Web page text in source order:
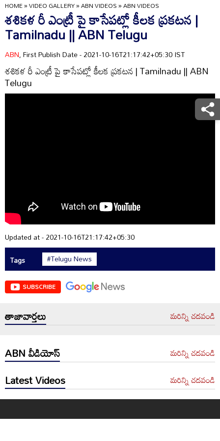
HOME»VIDEO GALLERY»ABN VIDEOS»ABN VIDEOS
శశికళ రీ ఎంట్రీ పై కాసేపట్లో కీలక ప్రకటన |
Tamilnadu || ABN Telugu
ABN, First Publish Date - 2021-10-16T21:17:42+05:30 IST
శశికళ రీ ఎంట్రీ పై కాసేపట్లో కీలక ప్రకటన | Tamilnadu || ABN
Telugu
Updated at - 2021-10-16T21:17:42+05:30
Tags
#Telugu News
SUBSCRIBE
తాజావార్తలు మరిన్ని చదవండి
ABN వీడియోస్ మరిన్ని చదవండి
Latest Videos మరిన్ని చదవండి